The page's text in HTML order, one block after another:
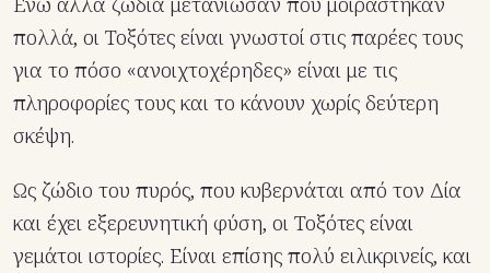
πολλά, οι Τοξότες είναι γνωστοί στις παρέες τους
για το πόσο «ανοιχτοχέρηδες» είναι με τις
πληροφορίες τους και το κάνουν χωρίς δεύτερη
σκέψη.
Ως ζώδιο του πυρός, που κυβερνάται από τον Δία
και έχει εξερευνητική φύση, οι Τοξότες είναι
γεμάτοι ιστορίες. Είναι επίσης πολύ ειλικρινείς, και